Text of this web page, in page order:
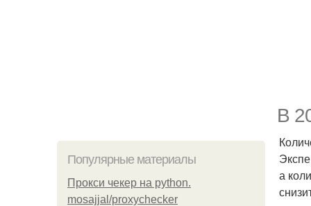
В
Популярные материалы
Прокси чекер на python.
mosajjal/proxychecker
а